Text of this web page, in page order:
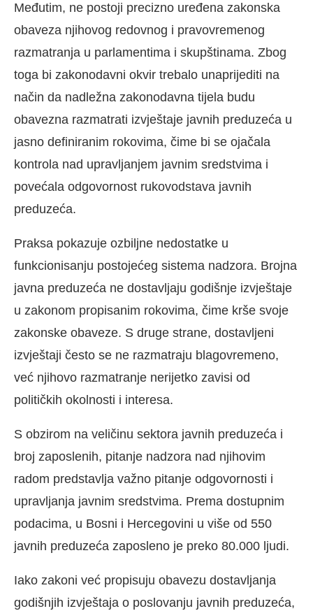
Međutim, ne postoji precizno uređena zakonska
obaveza njihovog redovnog i pravovremenog
razmatranja u parlamentima i skupštinama. Zbog
toga bi zakonodavni okvir trebalo unaprijediti na
način da nadležna zakonodavna tijela budu
obavezna razmatrati izvještaje javnih preduzeća u
jasno definiranim rokovima, čime bi se ojačala
kontrola nad upravljanjem javnim sredstvima i
povećala odgovornost rukovodstava javnih
preduzeća.
Praksa pokazuje ozbiljne nedostatke u
funkcionisanju postojećeg sistema nadzora. Brojna
javna preduzeća ne dostavljaju godišnje izvještaje
u zakonom propisanim rokovima, čime krše svoje
zakonske obaveze. S druge strane, dostavljeni
izvještaji često se ne razmatraju blagovremeno,
već njihovo razmatranje nerijetko zavisi od
političkih okolnosti i interesa.
S obzirom na veličinu sektora javnih preduzeća i
broj zaposlenih, pitanje nadzora nad njihovim
radom predstavlja važno pitanje odgovornosti i
upravljanja javnim sredstvima. Prema dostupnim
podacima, u Bosni i Hercegovini u više od 550
javnih preduzeća zaposleno je preko 80.000 ljudi.
Iako zakoni već propisuju obavezu dostavljanja
godišnjih izvještaja o poslovanju javnih preduzeća,